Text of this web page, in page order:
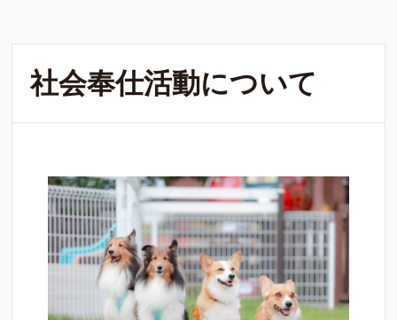
社会奉仕活動について